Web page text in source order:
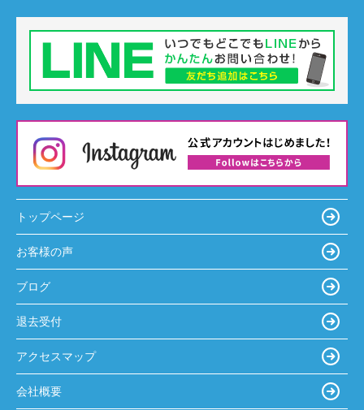
トップページ
お客様の声
ブログ
退去受付
アクセスマップ
会社概要